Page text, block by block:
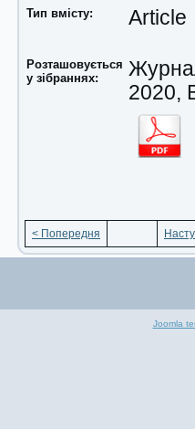
Тип вмісту: Article
Розташовується
у зібраннях:
2020,
< Попередня
Joomla